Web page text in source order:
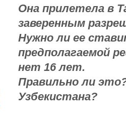
Она прилетела в
заверенным
Нужно ли ее
предполагаемой
нет 16 лет.
Правильно ли
Узбекистана?